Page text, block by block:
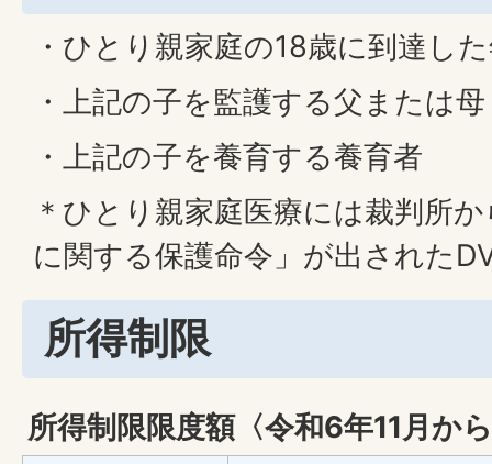
・ひとり親家庭の18歳に到達し
・上記の子を監護する父または母
・上記の子を養育する養育者
＊ひとり親家庭医療には裁判所
に関する保護命令」が出された
所得制限
所得制限限度額〈令和6年11月か